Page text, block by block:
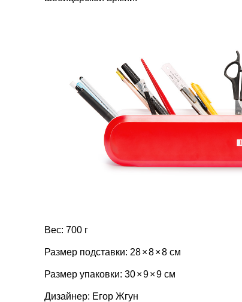
Вес: 700 г
Размер подставки: 28×8×8 см
Размер упаковки: 30×9×9 см
Дизайнер: Егор Жгун